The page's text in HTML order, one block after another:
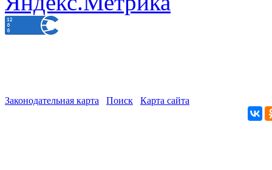
Законодательная карта Поиск Карта сайта